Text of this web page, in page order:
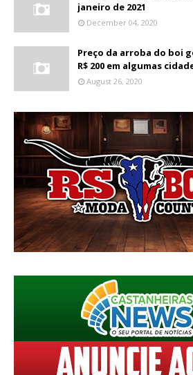
janeiro de 2021
December 04, 2020
Preço da arroba do boi
R$ 200 em algumas
August 26, 2020